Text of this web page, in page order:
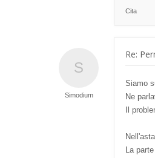
Cita
Simodium
Re:
Siamo
Ne
Il
La